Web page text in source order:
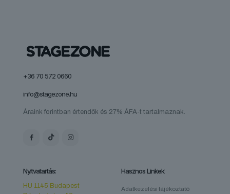
+36 70 572 0660
info@stagezone.hu
Áraink forintban értendők és 27% ÁFA-t tartalmaznak.
Nyitvatartás:
HU 1145 Budapest
Hasznos Linkek
Adatkezelési tájékoztató